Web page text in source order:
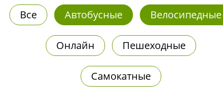
Все Автобусные Велосипедные
Онлайн Пешеходные
Самокатные